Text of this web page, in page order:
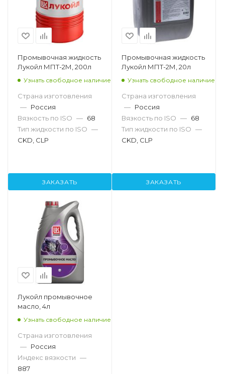
Промывочная жидкость
Лукойл МПТ-2М, 200л
Узнать свободное наличие
Страна изготовления
— Россия
Вязкость по ISO — 68
Тип жидкости по ISO —
CKD, CLP
ЗАКАЗАТЬ
Промывочная жидкость
Лукойл МПТ-2М, 20л
Узнать свободное наличие
Страна изготовления
— Россия
Вязкость по ISO — 68
Тип жидкости по ISO —
CKD, CLP
ЗАКАЗАТЬ
Лукойл промывочное
масло, 4л
Узнать свободное наличие
Страна изготовления
— Россия
Индекс вязкости —
887